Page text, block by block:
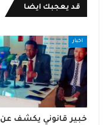
قد يعجبك ايضا
اخبار
خبير قانوني يكشف عن